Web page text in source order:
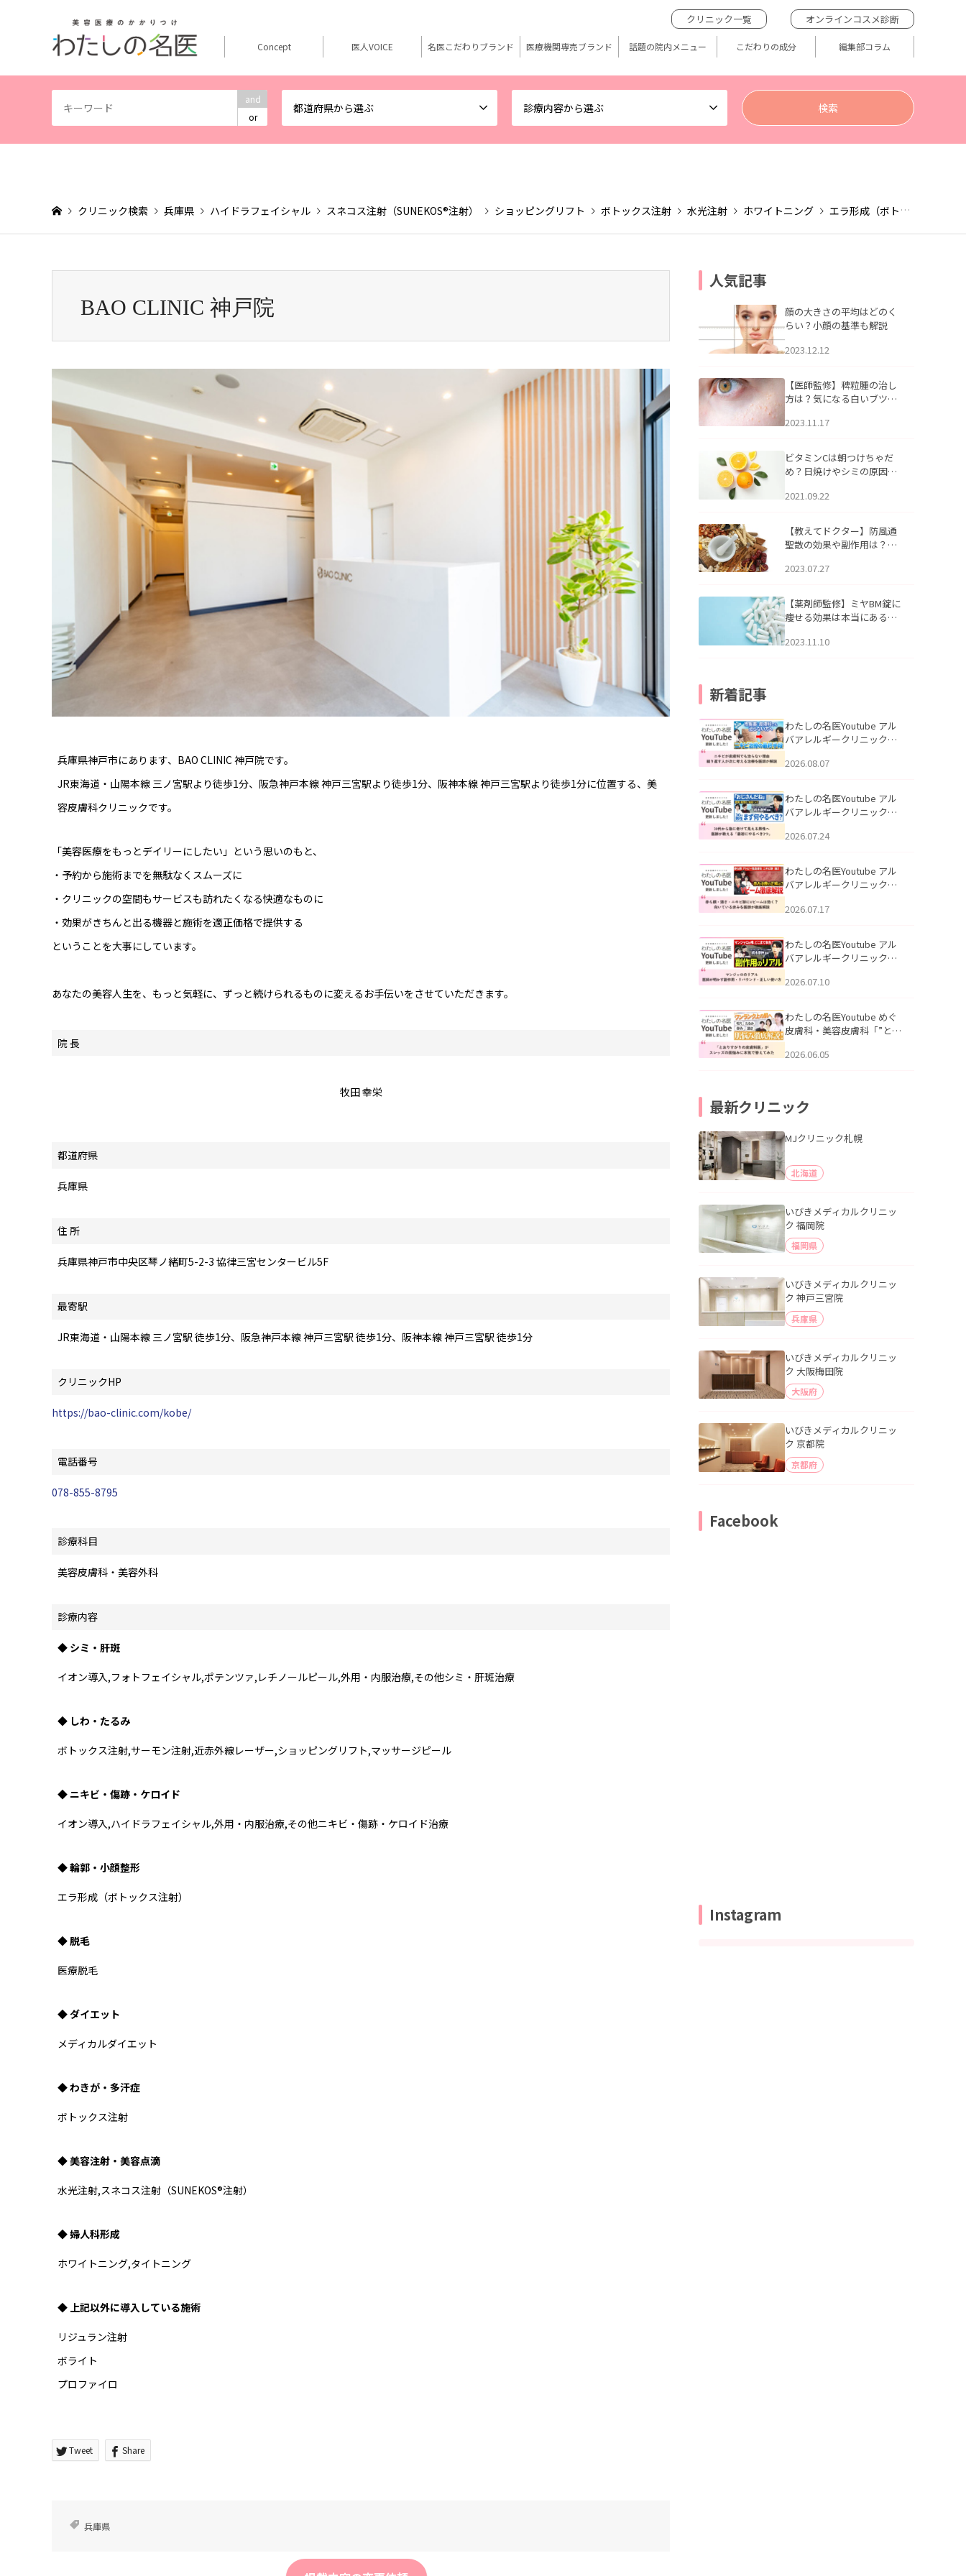
and
or
都道府県から選ぶ 診療内容から選ぶ
クリニック一覧 オンラインコスメ診断
Concept 医人VOICE 名医こだわりブランド 医療機関専売ブランド 話題の院内メニュー こだわりの成分 編集部コラム
クリニック検索 兵庫県 ハイドラフェイシャル スネコス注射（SUNEKOS®注射） ショッピングリフト ボトックス注射 水光注射 ホワイトニング エラ形成（ボトックス注射）
BAO CLINIC 神戸院
兵庫県神戸市にあります、BAO CLINIC 神戸院です。
JR東海道・山陽本線 三ノ宮駅より徒歩1分、阪急神戸本線 神戸三宮駅より徒歩1分、阪神本線 神戸三宮駅より徒歩1分に位置する、美
容皮膚科クリニックです。
「美容医療をもっとデイリーにしたい」という思いのもと、
・予約から施術までを無駄なくスムーズに
・クリニックの空間もサービスも訪れたくなる快適なものに
・効果がきちんと出る機器と施術を適正価格で提供する
ということを大事にしています。
あなたの美容人生を、もっと気軽に、ずっと続けられるものに変えるお手伝いをさせていただきます。
院 長
牧田 幸栄
都道府県
兵庫県
住 所
兵庫県神戸市中央区琴ノ緒町5-2-3 協律三宮センタービル5F
最寄駅
JR東海道・山陽本線 三ノ宮駅 徒歩1分、阪急神戸本線 神戸三宮駅 徒歩1分、阪神本線 神戸三宮駅 徒歩1分
クリニックHP
https://bao-clinic.com/kobe/
電話番号
078-855-8795
診療科目
美容皮膚科・美容外科
診療内容
◆ シミ・肝斑
イオン導入,フォトフェイシャル,ポテンツァ,レチノールピール,外用・内服治療,その他シミ・肝斑治療
◆ しわ・たるみ
ボトックス注射,サーモン注射,近赤外線レーザー,ショッピングリフト,マッサージピール
◆ ニキビ・傷跡・ケロイド
イオン導入,ハイドラフェイシャル,外用・内服治療,その他ニキビ・傷跡・ケロイド治療
◆ 輪郭・小顔整形
エラ形成（ボトックス注射）
◆ 脱毛
医療脱毛
◆ ダイエット
メディカルダイエット
◆ わきが・多汗症
ボトックス注射
◆ 美容注射・美容点滴
水光注射,スネコス注射（SUNEKOS®注射）
◆ 婦人科形成
ホワイトニング,タイトニング
◆ 上記以外に導入している施術
リジュラン注射
ボライト
プロファイロ
Tweet Share
兵庫県
人気記事
顔の大きさの平均はどのく
らい？小顔の基準も解説
2023.12.12
【医師監修】稗粒腫の治し
方は？気になる白いブツブ
アについて
2023.11.17
ビタミンCは朝つけちゃだ
め？日焼けやシミの原因に
2021.09.22
【教えてドクター】防風通
聖散の効果や副作用は？長
2023.07.27
【薬剤師監修】ミヤBM錠に
痩せる効果は本当にある
2023.11.10
新着記事
わたしの名医Youtube アル
バアレルギークリニック札
らない理由｜繰り返す人が
説」を公開いたしました。
2026.08.07
わたしの名医Youtube アル
バアレルギークリニック札
える男性へ｜医師が教える
公開いたしました。
2026.07.24
わたしの名医Youtube アル
バアレルギークリニック札
跡にVビームは効く？向いて
説」を公開いたしました。
2026.07.17
わたしの名医Youtube アル
バアレルギークリニック札
医師が明かす副作用・リバ
公開いたしました。
2026.07.10
わたしの名医Youtube めぐ
皮膚科・美容皮膚科「”とお
ッズの肌悩みに本気で答え
2026.06.05
最新クリニック
MJクリニック札幌
北海道
いびきメディカルクリニッ
ク 福岡院
福岡県
いびきメディカルクリニッ
ク 神戸三宮院
兵庫県
いびきメディカルクリニッ
ク 大阪梅田院
大阪府
いびきメディカルクリニッ
ク 京都院
京都府
Facebook
Instagram